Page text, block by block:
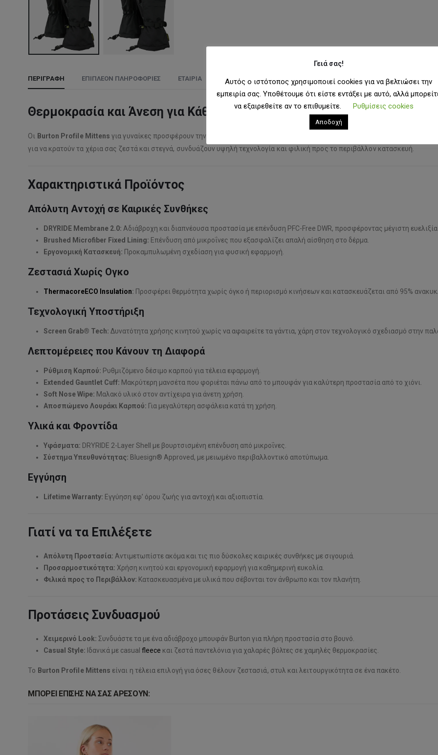
ΠΕΡΙΓΡΑΦΉ ΕΠΙΠΛΈΟΝ ΠΛΗΡΟΦΟΡΊΕΣ ΕΤΑΙΡΊΑ
Θερμοκρασία και Άνεση για Κάθε Περίσταση
Οι Burton Profile Mittens για γυναίκες προσφέρουν την απόλυτη προστασία και άνεση, είτε κατευθύνεστε προς το βουνό είτε
για να κρατούν τα χέρια σας ζεστά και στεγνά, συνδυάζουν υψηλή τεχνολογία και φιλική προς το περιβάλλον κατασκευή.
Χαρακτηριστικά Προϊόντος
Απόλυτη Αντοχή σε Καιρικές Συνθήκες
DRYRIDE Membrane 2.0: Αδιάβροχη και διαπνέουσα προστασία με επένδυση PFC-Free DWR, προσφέροντας μέγιστη
Brushed Microfiber Fixed Lining: Επένδυση από μικροΐνες που εξασφαλίζει απαλή αίσθηση στο δέρμα.
Εργονομική Κατασκευή: Προκαμπυλωμένη σχεδίαση για φυσική εφαρμογή.
Ζεστασιά Χωρίς Ογκο
ThermacoreECO Insulation: Προσφέρει θερμότητα χωρίς όγκο ή περιορισμό κινήσεων και κατασκευάζεται από 95%
Τεχνολογική Υποστήριξη
Screen Grab® Tech: Δυνατότητα χρήσης κινητού χωρίς να αφαιρείτε τα γάντια, χάρη στον τεχνολογικό σχεδιασμό στην
Λεπτομέρειες που Κάνουν τη Διαφορά
Ρύθμιση Καρπού: Ρυθμιζόμενο δέσιμο καρπού για τέλεια εφαρμογή.
Extended Gauntlet Cuff: Μακρύτερη μανσέτα που φοριέται πάνω από το μπουφάν για καλύτερη προστασία από το χιόνι.
Soft Nose Wipe: Μαλακό υλικό στον αντίχειρα για άνετη χρήση.
Αποσπώμενο Λουράκι Καρπού: Για μεγαλύτερη ασφάλεια κατά τη χρήση.
Υλικά και Φροντίδα
Υφάσματα: DRYRIDE 2-Layer Shell με βουρτσισμένη επένδυση από μικροΐνες.
Σύστημα Υπευθυνότητας: Bluesign® Approved, με μειωμένο περιβαλλοντικό αποτύπωμα.
Εγγύηση
Lifetime Warranty: Εγγύηση εφ’ όρου ζωής για αντοχή και αξιοπιστία.
Γιατί να τα Επιλέξετε
Απόλυτη Προστασία: Αντιμετωπίστε ακόμα και τις πιο δύσκολες καιρικές συνθήκες με σιγουριά.
Προσαρμοστικότητα: Χρήση κινητού και εργονομική εφαρμογή για καθημερινή ευκολία.
Φιλικά προς το Περιβάλλον: Κατασκευασμένα με υλικά που σέβονται τον άνθρωπο και τον πλανήτη.
Προτάσεις Συνδυασμού
Χειμερινό Look: Συνδυάστε τα με ένα αδιάβροχο μπουφάν Burton για πλήρη προστασία στο βουνό.
Casual Style: Ιδανικά με casualfleece και ζεστά παντελόνια για χαλαρές βόλτες σε χαμηλές θερμοκρασίες.
Το Burton Profile Mittens είναι η τέλεια επιλογή για όσες θέλουν ζεστασιά, στυλ και λειτουργικότητα σε ένα πακέτο.
ΜΠΟΡΕΊ ΕΠΊΣΗΣ ΝΑ ΣΑΣ ΑΡΈΣΟΥΝ:
Γειά σας!
Αυτός ο ιστότοπος χρησιμοποιεί cookies για να βελτιώσει την
εμπειρία σας. Υποθέτουμε ότι είστε εντάξει με αυτό, αλλά
να εξαιρεθείτε αν το επιθυμείτε.
Ρυθμίσεις cookies
Αποδοχή